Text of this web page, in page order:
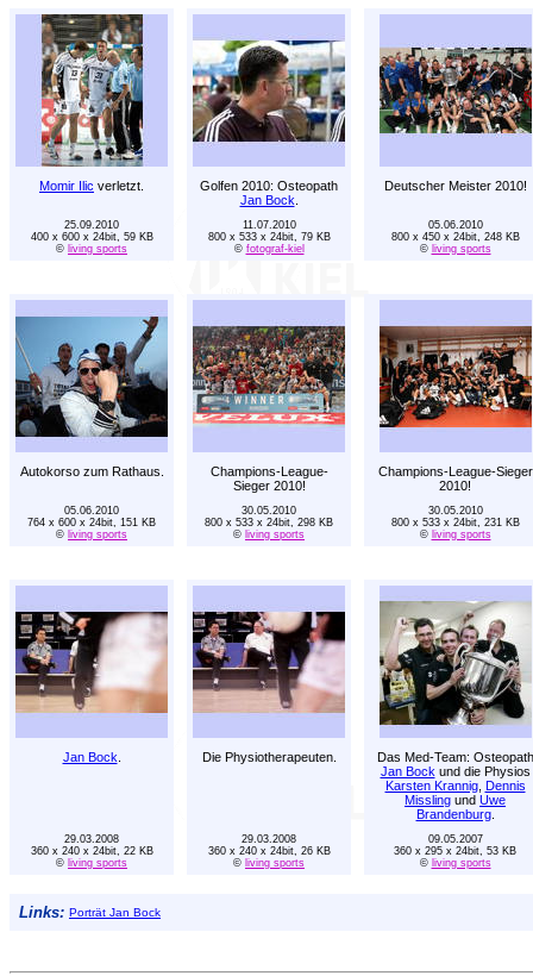
Momir Ilic verletzt.
Golfen 2010: Osteopath
Jan Bock
Deutscher Meister 2010!
25.09.2010
400 x 600 x 24bit, 59 KB
© living sports
11.07.2010
800 x 533 x 24bit, 79 KB
© fotograf-kiel
05.06.2010
800 x 450 x 24bit, 248 KB
© living sports
Autokorso zum Rathaus.
Champions-League-
Sieger 2010!
Champions-League-Sieger
2010!
05.06.2010
764 x 600 x 24bit, 151 KB
© living sports
30.05.2010
800 x 533 x 24bit, 298 KB
© living sports
30.05.2010
800 x 533 x 24bit, 231 KB
© living sports
Jan Bock Die Physiotherapeuten.
Das Med-Team: Osteopath
Jan Bock und die Physios
Karsten Krannig, Dennis
Missling und Uwe
Brandenburg.
29.03.2008
360 x 240 x 24bit, 22 KB
© living sports
29.03.2008
360 x 240 x 24bit, 26 KB
© living sports
09.05.2007
360 x 295 x 24bit, 53 KB
© living sports
Links: Porträt Jan Bock